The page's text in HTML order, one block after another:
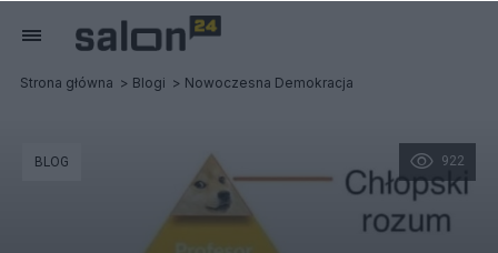
Strona główna Blogi Nowoczesna Demokracja
922
BLOG